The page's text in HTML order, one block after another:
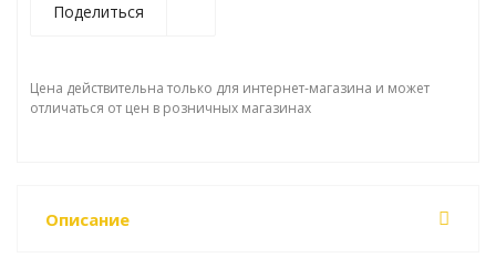
Поделиться
Цена действительна только для интернет-магазина и может
отличаться от цен в розничных магазинах
Описание